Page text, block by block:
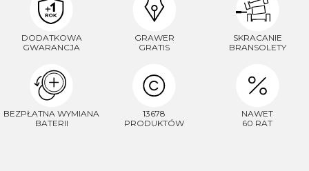
DODATKOWA
GWARANCJA
GRAWER
GRATIS
SKRACANIE
BRANSOLETY
BEZPŁATNA WYMIANA
BATERII
13678
PRODUKTÓW
NAWET
60 RAT